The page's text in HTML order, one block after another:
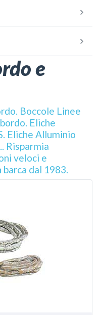
e
Boccole Linee
Eliche
Eliche Alluminio
Risparmia
veloci e
dal 1983.